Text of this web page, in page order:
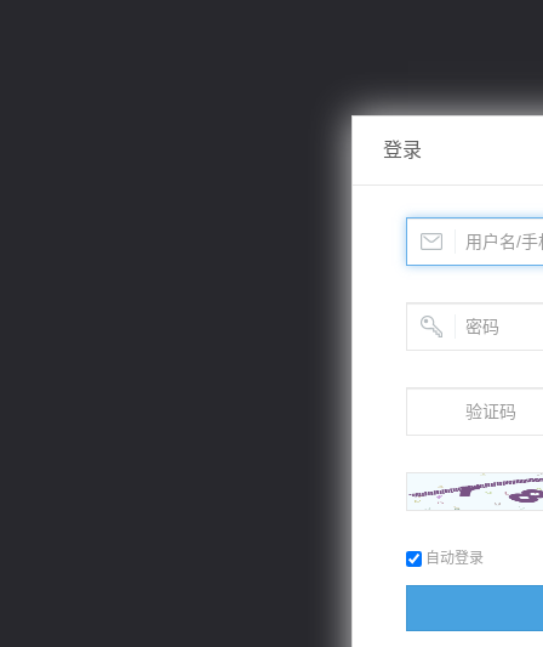
登录
自动登录